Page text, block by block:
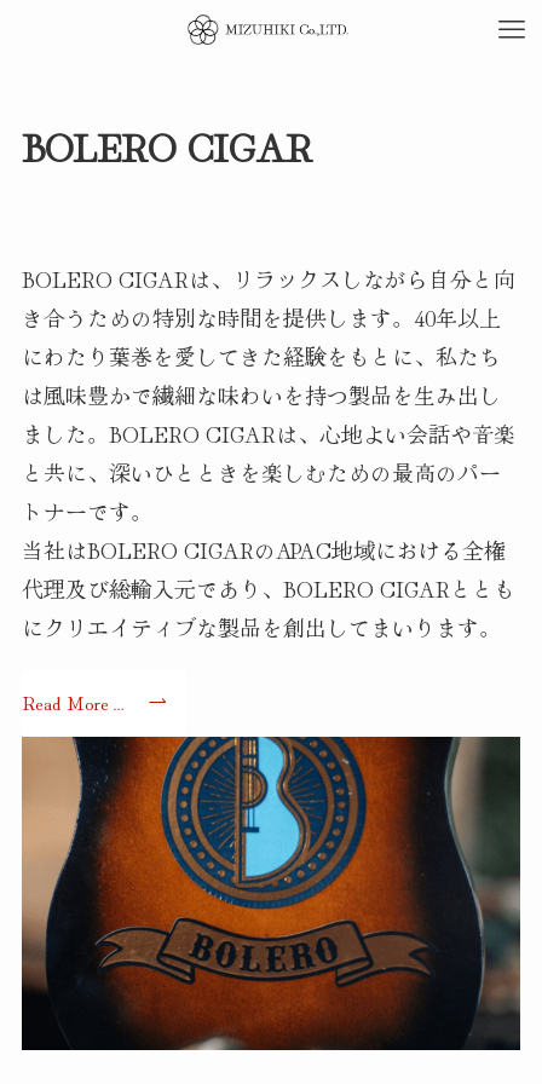
BOLERO CIGAR
BOLERO CIGARは、リラックスしながら自分と向
き合うための特別な時間を提供します。40年以上
にわたり葉巻を愛してきた経験をもとに、私たち
は風味豊かで繊細な味わいを持つ製品を生み出し
ました。BOLERO CIGARは、心地よい会話や音楽
と共に、深いひとときを楽しむための最高のパー
トナーです。
当社はBOLERO CIGARのAPAC地域における全権
代理及び総輸入元であり、BOLERO CIGARととも
にクリエイティブな製品を創出してまいります。
Read More…